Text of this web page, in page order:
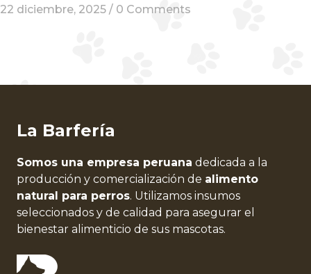
22 diciembre, 2025 / 0 Comments
La Barfería
Somos una empresa peruana dedicada a la
producción y comercialización de alimento
natural para perros. Utilizamos insumos
seleccionados y de calidad para asegurar el
bienestar alimenticio de sus mascotas.